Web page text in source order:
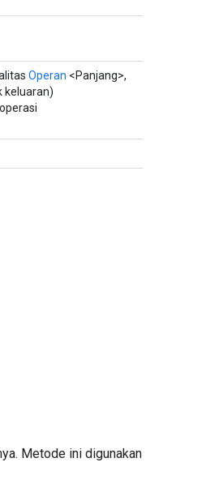
Operan <Panjang>,
keluaran)
Metode ini digunakan